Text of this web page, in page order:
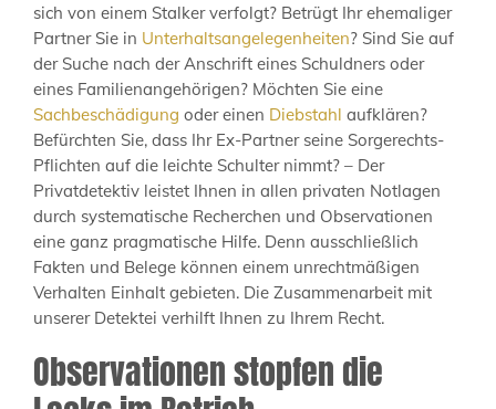
sich von einem Stalker verfolgt? Betrügt Ihr ehemaliger
Partner Sie in Unterhaltsangelegenheiten? Sind Sie auf
der Suche nach der Anschrift eines Schuldners oder
eines Familienangehörigen? Möchten Sie eine
Sachbeschädigung oder einen Diebstahl aufklären?
Befürchten Sie, dass Ihr Ex-Partner seine Sorgerechts-
Pflichten auf die leichte Schulter nimmt? – Der
Privatdetektiv leistet Ihnen in allen privaten Notlagen
durch systematische Recherchen und Observationen
eine ganz pragmatische Hilfe. Denn ausschließlich
Fakten und Belege können einem unrechtmäßigen
Verhalten Einhalt gebieten. Die Zusammenarbeit mit
unserer Detektei verhilft Ihnen zu Ihrem Recht.
Observationen stopfen die